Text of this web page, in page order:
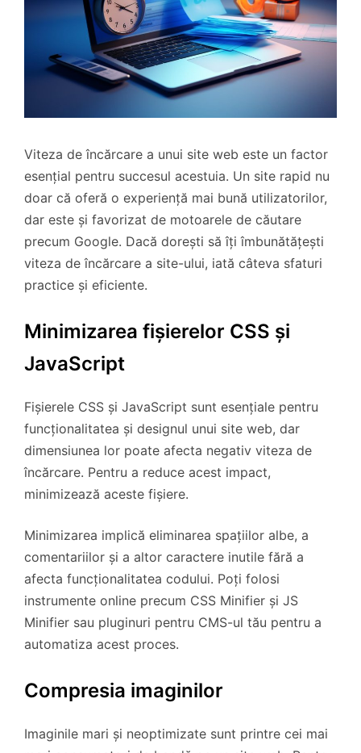
Viteza de încărcare a unui site web este un factor
esențial pentru succesul acestuia. Un site rapid nu
doar că oferă o experiență mai bună utilizatorilor,
dar este și favorizat de motoarele de căutare
precum Google. Dacă dorești să îți îmbunătățești
viteza de încărcare a site-ului, iată câteva sfaturi
practice și eficiente.
Minimizarea fișierelor CSS și
JavaScript
Fișierele CSS și JavaScript sunt esențiale pentru
funcționalitatea și designul unui site web, dar
dimensiunea lor poate afecta negativ viteza de
încărcare. Pentru a reduce acest impact,
minimizează aceste fișiere.
Minimizarea implică eliminarea spațiilor albe, a
comentariilor și a altor caractere inutile fără a
afecta funcționalitatea codului. Poți folosi
instrumente online precum CSS Minifier și JS
Minifier sau pluginuri pentru CMS-ul tău pentru a
automatiza acest proces.
Compresia imaginilor
Imaginile mari și neoptimizate sunt printre cei mai